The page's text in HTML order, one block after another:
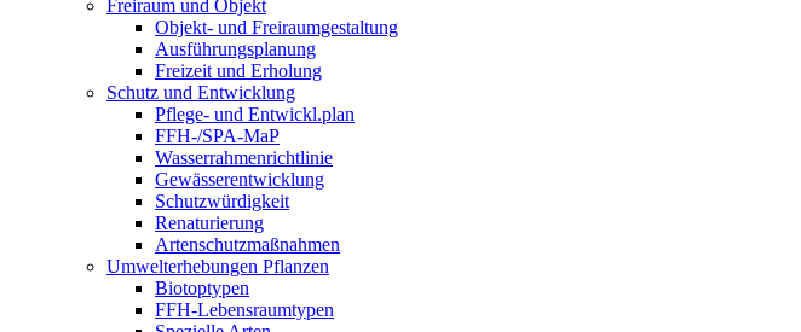
Freiraum und Objekt
Objekt- und Freiraumgestaltung
Ausführungsplanung
Freizeit und Erholung
Schutz und Entwicklung
Pflege- und Entwickl.plan
FFH-/SPA-MaP
Wasserrahmenrichtlinie
Gewässerentwicklung
Schutzwürdigkeit
Renaturierung
Artenschutzmaßnahmen
Umwelterhebungen Pflanzen
Biotoptypen
FFH-Lebensraumtypen